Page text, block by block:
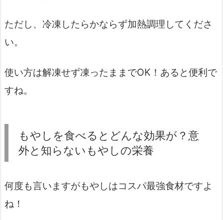
ただし、冷凍したらかならず加熱調理してくださ
い。
使い方は解凍せず凍ったままでOK！あると便利で
すね。
もやしを食べるとどんな効果が？意
外と知らないもやしの栄養
何度も言いますがもやしはコスパ最強食材ですよ
ね！